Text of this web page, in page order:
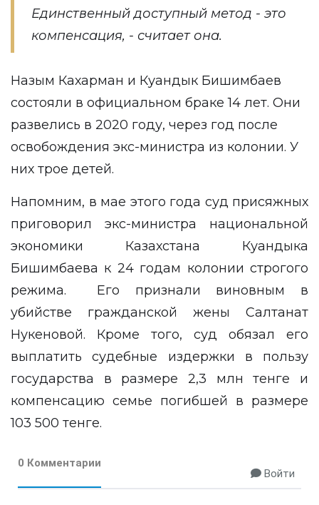
Единственный доступный метод - это
компенсация, - считает она.
Назым Кахарман и Куандык Бишимбаев
состояли в официальном браке 14 лет. Они
развелись в 2020 году, через год после
освобождения экс-министра из колонии. У
них трое детей.
Напомним, в мае этого года суд присяжных
приговорил экс-министра национальной
экономики Казахстана Куандыка
Бишимбаева к 24 годам колонии строгого
режима. Его признали виновным в
убийстве гражданской жены Салтанат
Нукеновой. Кроме того, суд обязал его
выплатить судебные издержки в пользу
государства в размере 2,3 млн тенге и
компенсацию семье погибшей в размере
103 500 тенге.
0 Комментарии
Войти